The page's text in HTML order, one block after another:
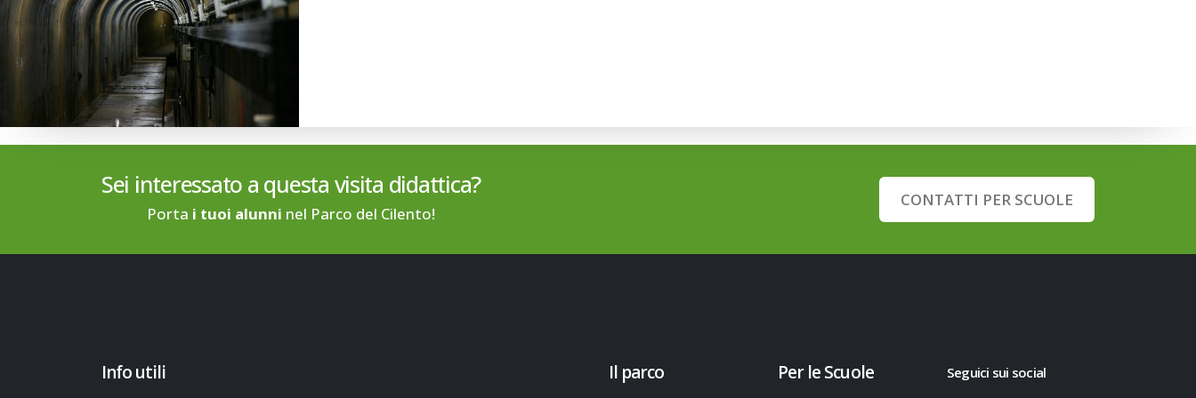
Sei interessato a questa visita didattica?
Porta i tuoi alunni nel Parco del Cilento!
CONTATTI PER SCUOLE
Info utili Il parco Per le Scuole Seguici sui social